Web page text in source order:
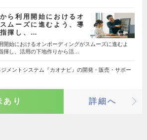
ら利用開始におけるオ
ムーズに進むよう、導
揮し、…
開始におけるオンボーディングがスムーズに進むよ
揮し、活用の下地作りから活…
メントシステム『カオナビ』の開発・販売・サポー
あり 詳細へ